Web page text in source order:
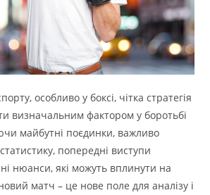
особливо у боксі, чітка стратегія
визначальним фактором у боротьбі
майбутні поєдинки, важливо
попередні виступи
нюанси, які можуть вплинути на
матч – це нове поле для аналізу і